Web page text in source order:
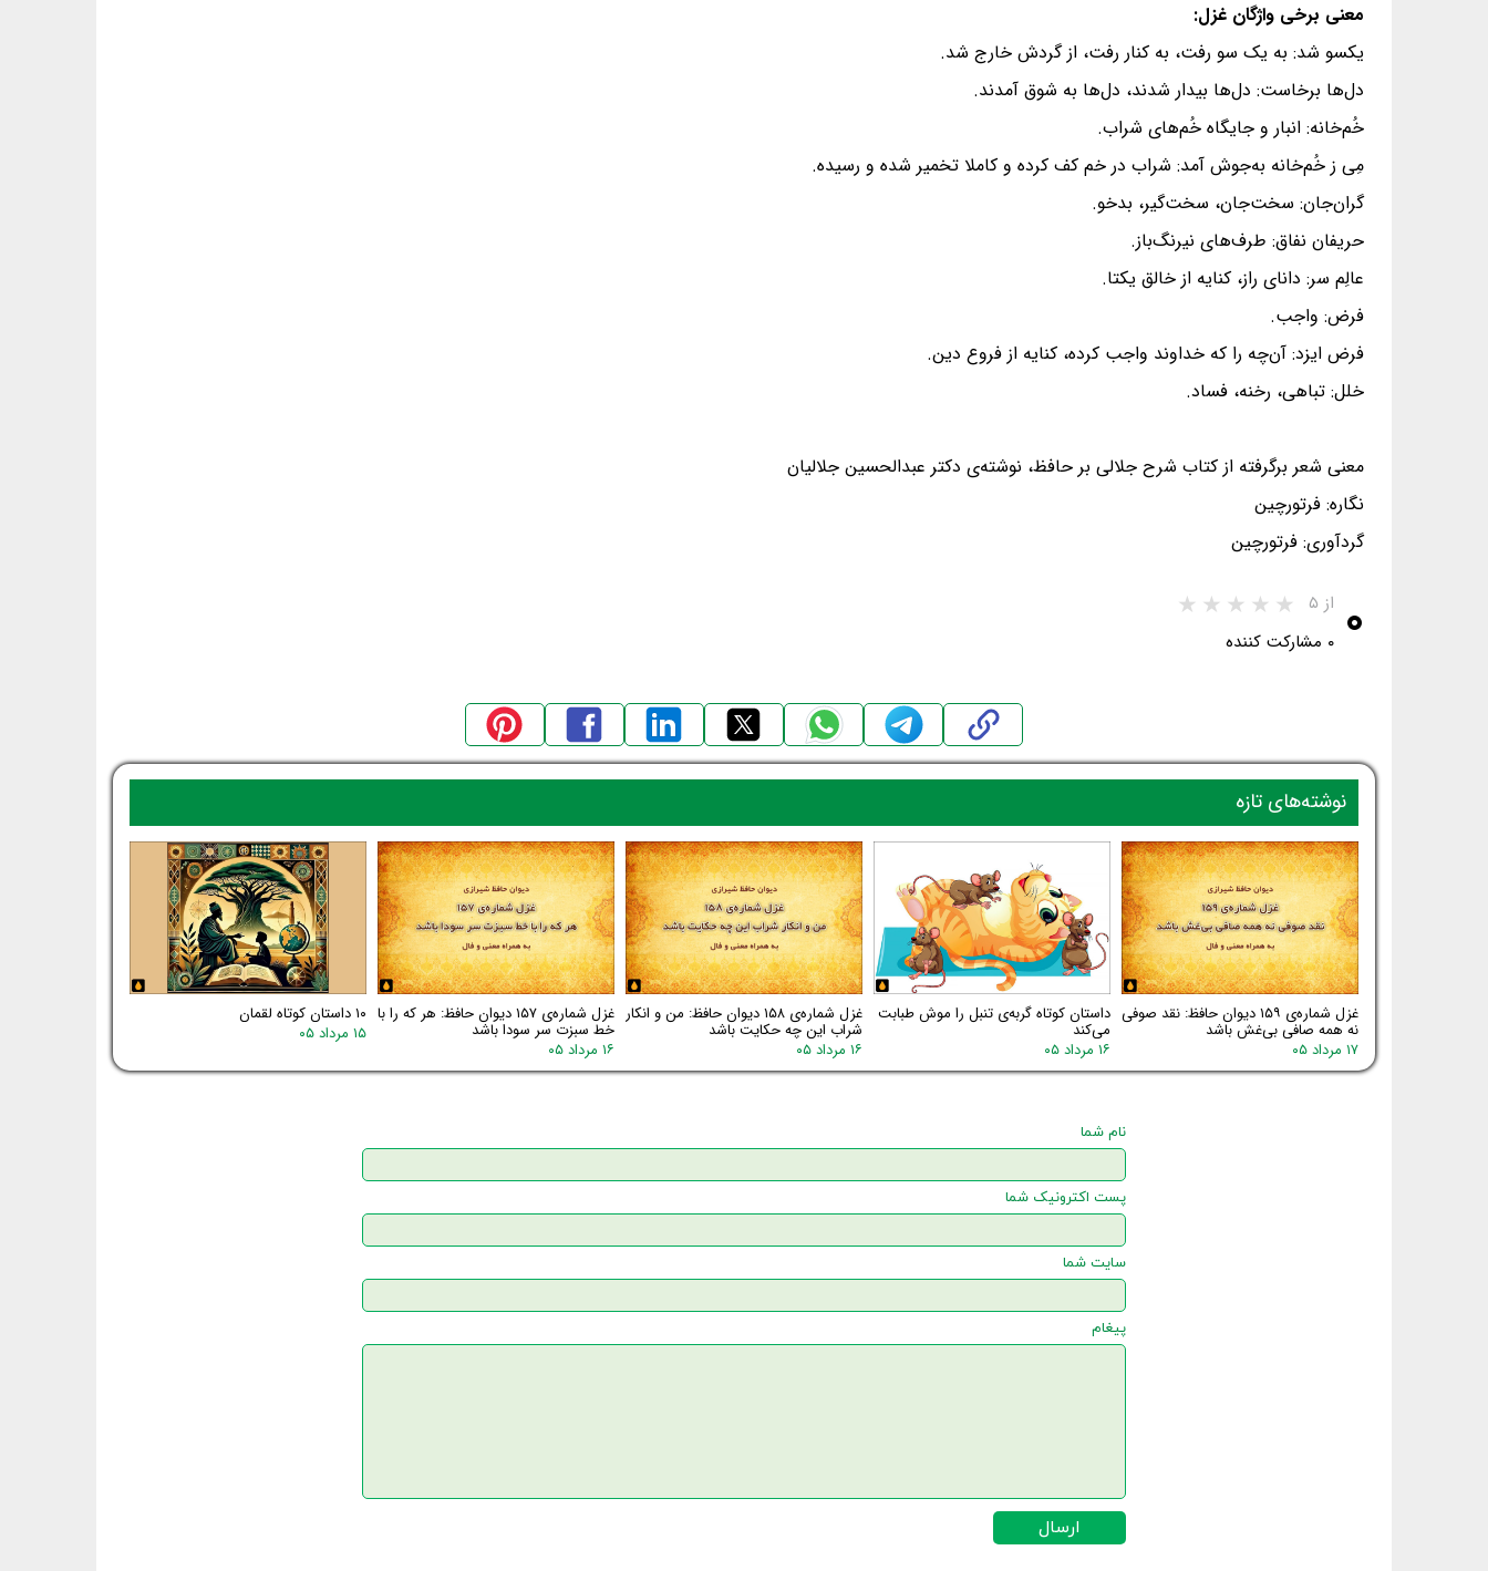
معنی برخی واژگان غزل:
یکسو شد: به یک سو رفت، به کنار رفت، از گردش خارج شد.
دل‌ها برخاست: دل‌ها بیدار شدند، دل‌ها به شوق آمدند.
خُم‌خانه: انبار و جایگاه خُم‌های شراب.
مِی ز خُم‌خانه به‌جوش آمد: شراب در خم کف کرده و کاملا تخمیر شده و رسیده.
گران‌جان: سخت‌جان، سخت‌گیر، بدخو.
حریفان نفاق: طرف‌های نیرنگ‌باز.
عالِم سر: دانای راز، کنایه از خالق یکتا.
فرض: واجب.
فرض ایزد: آن‌چه را که خداوند واجب کرده، کنایه از فروع دین.
خلل: تباهی، رخنه، فساد.
معنی شعر برگرفته از کتاب شرح جلالی بر حافظ، نوشته‌ی دکتر عبدالحسین جلالیان
نگاره: فرتورچین
گردآوری: فرتورچین
۰ از ۵
۰ مشارکت کننده
غزل شماره‌ی ۱۵۹ دیوان حافظ: نقد صوفی
نه همه صافی بی‌غش باشد
۱۷ مرداد ۰۵
داستان کوتاه گربه‌ی تنبل را موش طبابت
می‌کند
۱۶ مرداد ۰۵
غزل شماره‌ی ۱۵۸ دیوان حافظ: من و انکار
شراب این چه حکایت باشد
۱۶ مرداد ۰۵
غزل شماره‌ی ۱۵۷ دیوان حافظ: هر که را با
خط سبزت سر سودا باشد
۱۶ مرداد ۰۵
۱۰ داستان کوتاه لقمان
۱۵ مرداد ۰۵
نوشته‌های تازه
نام شما
پست اکترونیک شما
سایت شما
پیغام
ارسال